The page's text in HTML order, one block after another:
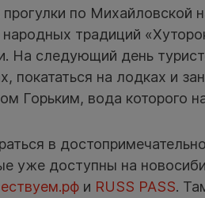
по Михайловской
народных традиций
На следующий день
покататься на лодках и
Горьким, вода которого
в
уже доступны на
и RUSS PASS.